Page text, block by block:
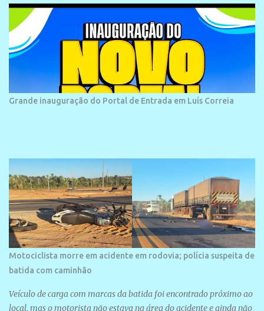
devido ao extensivo molhe de pedras que não chegam a 2 metros
de altura, não apresentando dunas em seu espaço geográfico. Não
se sabe ao certo porque a praia leva esse nome, e muitas das suas
historias foram esquecidas ao longo do tempo. A praia é
frequentada por moradores e turistas, em geral veranistas
piauienses e, em menor número, pessoas de estados vizinhos. O
bairro onde se localiza a praia é palco de amplos investimentos e
Grande inauguração do Portal de Entrada em Luís Correia
Motociclista morre em acidente em rodovia; polícia suspeita de
batida com caminhão
Veículo de carga com marcas da batida foi encontrado próximo ao
local, mas o motorista não estava na área do acidente e ainda não